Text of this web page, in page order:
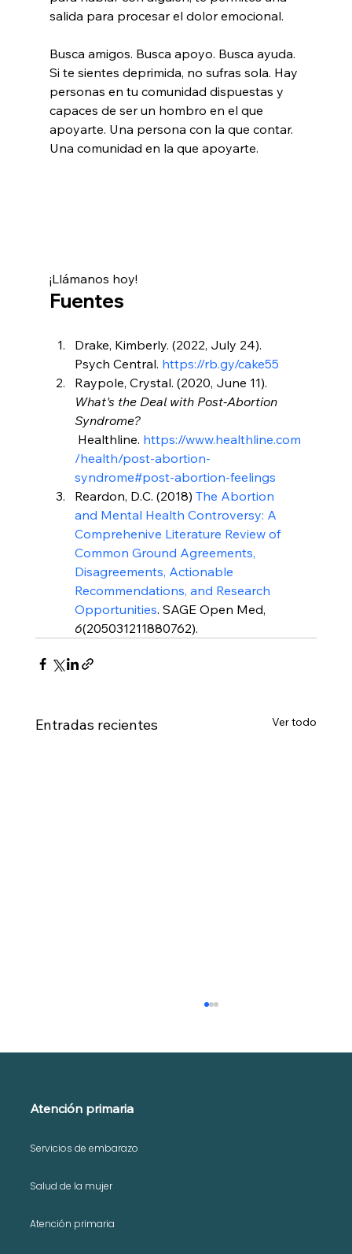
salida para procesar el dolor emocional.
Busca amigos. Busca apoyo. Busca ayuda.
Si te sientes deprimida, no sufras sola. Hay
personas en tu comunidad dispuestas y
capaces de ser un hombro en el que
apoyarte. Una persona con la que contar.
Una comunidad en la que apoyarte.
¡Llámanos hoy!
Fuentes
Drake, Kimberly. (2022, July 24).
Psych Central. https://rb.gy/cake55
Raypole, Crystal. (2020, June 11).
What's the Deal with Post-Abortion
Syndrome?
Healthline. https://www.healthline.com
/health/post-abortion-
syndrome#post-abortion-feelings
Reardon, D.C. (2018) The Abortion
and Mental Health Controversy: A
Comprehenive Literature Review of
Common Ground Agreements,
Disagreements, Actionable
Recommendations, and Research
Opportunities. SAGE Open Med,
6(205031211880762).
Entradas recientes Ver todo
Náuseas matutinas: causas, remedios
Atención primaria
Servicios de embarazo
Salud de la mujer
Atención primaria